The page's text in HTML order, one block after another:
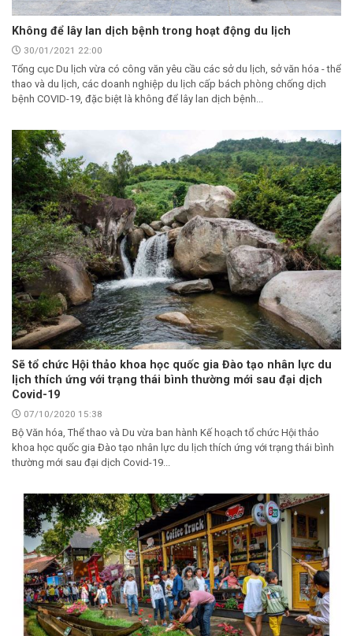
Không để lây lan dịch bệnh trong hoạt động du lịch
30/01/2021 22:00
Tổng cục Du lịch vừa có công văn yêu cầu các sở du lịch, sở văn hóa - thể
thao và du lịch, các doanh nghiệp du lịch cấp bách phòng chống dịch
bệnh COVID-19, đặc biệt là không để lây lan dịch bệnh...
Sẽ tổ chức Hội thảo khoa học quốc gia Đào tạo nhân lực du
lịch thích ứng với trạng thái bình thường mới sau đại dịch
Covid-19
07/10/2020 15:38
Bộ Văn hóa, Thể thao và Du vừa ban hành Kế hoạch tổ chức Hội thảo
khoa học quốc gia Đào tạo nhân lực du lịch thích ứng với trạng thái bình
thường mới sau đại dịch Covid-19...